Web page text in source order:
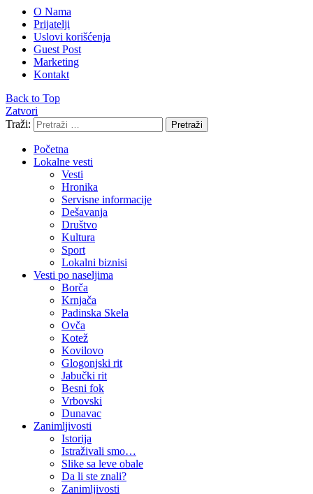
O Nama
Prijatelji
Uslovi korišćenja
Guest Post
Marketing
Kontakt
Back to Top
Zatvori
Traži:
Pretraži
Početna
Lokalne vesti
Vesti
Hronika
Servisne informacije
Dešavanja
Društvo
Kultura
Sport
Lokalni biznisi
Vesti po naseljima
Borča
Krnjača
Padinska Skela
Ovča
Kotež
Kovilovo
Glogonjski rit
Jabučki rit
Besni fok
Vrbovski
Dunavac
Zanimljivosti
Istorija
Istraživali smo…
Slike sa leve obale
Da li ste znali?
Zanimljivosti